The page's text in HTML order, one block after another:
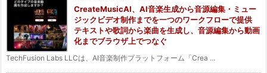
CreateMusicAI、AI音楽生成から音源編集・ミュー
ジックビデオ制作までを一つのワークフローで提供
テキストや歌詞から楽曲を生成し、音源編集から動画
化までブラウザ上でつなぐ
TechFusion Labs LLCは、AI音楽制作プラットフォーム「Crea ...